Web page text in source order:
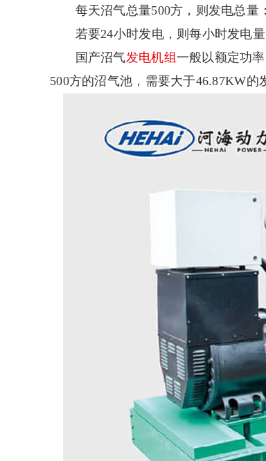
每天沼气总量500方，则发电总量
若要24小时发电，则每小时发电量
国产沼气发电机组 一般以额定功
500方的沼气池，需要大于46.87KW的